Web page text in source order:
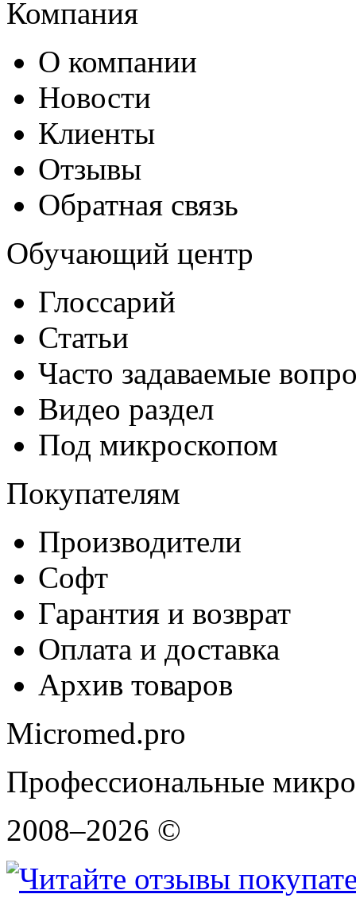
Компания
О компании
Новости
Клиенты
Отзывы
Обратная связь
Обучающий центр
Глоссарий
Статьи
Часто задаваемые
Видео раздел
Под микроскопом
Покупателям
Производители
Софт
Гарантия и возврат
Оплата и доставка
Архив товаров
Micromed.pro
Профессиональные
2008–2026 ©